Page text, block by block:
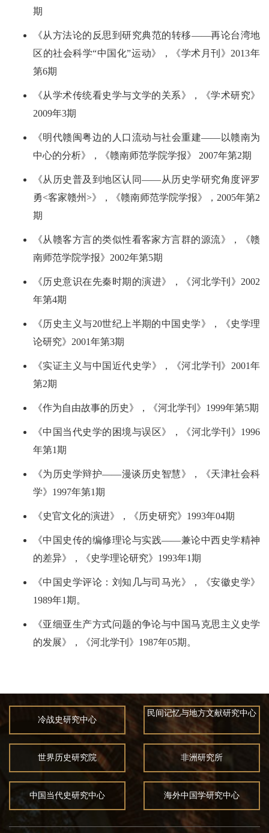
期
《从方法论的反思到研究典范的转移――再论台湾地
区的社会科学“中国化”运动》，《学术月刊》2013年
第6期
《从学术传统看史学与文学的关系》，《学术研究》
2009年3期
《明代赣闽粤边的人口流动与社会重建――以赣南为
中心的分析》，《赣南师范学院学报》 2007年第2期
《从历史普及到地区认同――从历史学研究角度评罗
勇<客家赣州>》，《赣南师范学院学报》，2005年第2
期
《从赣客方言的类似性看客家方言群的源流》，《赣
南师范学院学报》2002年第5期
《历史意识在先秦时期的演进》，《河北学刊》2002
年第4期
《历史主义与20世纪上半期的中国史学》，《史学理
论研究》2001年第3期
《实证主义与中国近代史学》，《河北学刊》2001年
第2期
《作为自由故事的历史》，《河北学刊》1999年第5期
《中国当代史学的困境与误区》，《河北学刊》1996
年第1期
《为历史学辩护――漫谈历史智慧》，《天津社会科
学》1997年第1期
《史官文化的演进》，《历史研究》1993年04期
《中国史传的编修理论与实践――兼论中西史学精神
的差异》，《史学理论研究》1993年1期
《中国史学评论：刘知几与司马光》，《安徽史学》
1989年1期。
《亚细亚生产方式问题的争论与中国马克思主义史学
的发展》，《河北学刊》1987年05期。
冷战史研究中心
民间记忆与地方文献研究中心
世界历史研究院 非洲研究所
中国当代史研究中心 海外中国学研究中心